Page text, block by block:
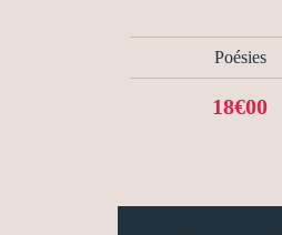
Poésies
18€00